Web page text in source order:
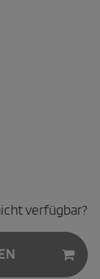
verfügbar?